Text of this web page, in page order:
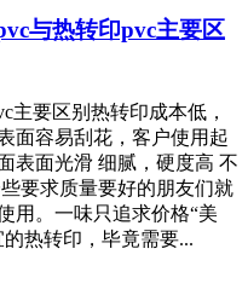
与热转印pvc主要区
主要区别热转印成本低，
面容易刮花，客户使用起
表面光滑 细腻，硬度高 不
要求质量要好的朋友们就
用。一味只追求价格“美
热转印，毕竟需要...